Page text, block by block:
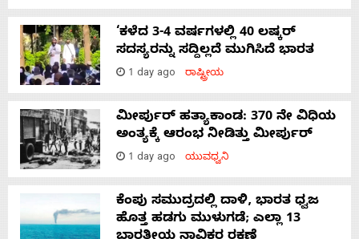
‘ಕಳೆದ 3-4 ವರ್ಷಗಳಲ್ಲಿ 40 ಲಷ್ಕರ್
ಸದಸ್ಯರನ್ನು ಸದ್ದಿಲ್ಲದೆ ಮುಗಿಸಿದೆ ಭಾರತ
1 day ago ರಾಷ್ಟ್ರೀಯ
ಮೀರ್ಪುರ್ ಹತ್ಯಾಕಾಂಡ: 370 ನೇ ವಿಧಿಯ
ಅಂತ್ಯಕ್ಕೆ ಆರಂಭ ನೀಡಿತ್ತು ಮೀರ್ಪುರ್
1 day ago ಯುವಧ್ವನಿ
ಕೆಂಪು ಸಮುದ್ರದಲ್ಲಿ ದಾಳಿ, ಭಾರತ ಧ್ವಜ
ಹೊತ್ತ ಹಡಗು ಮುಳುಗಡೆ; ಎಲ್ಲಾ 13